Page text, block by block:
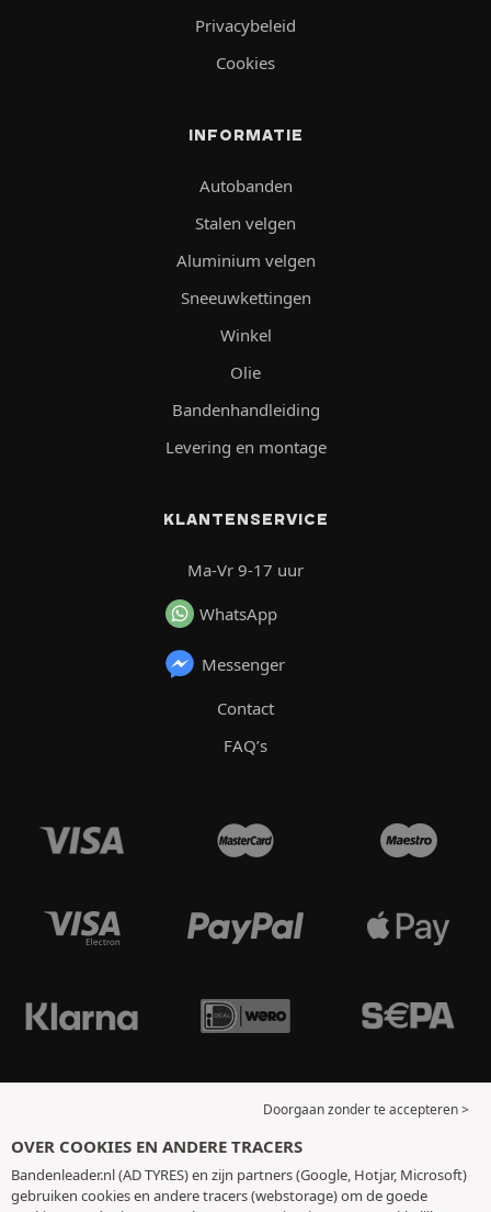
Privacybeleid
Cookies
INFORMATIE
Autobanden
Stalen velgen
Aluminium velgen
Sneeuwkettingen
Winkel
Olie
Bandenhandleiding
Levering en montage
KLANTENSERVICE
Ma-Vr 9-17 uur
WhatsApp
Messenger
Contact
FAQ’s
Doorgaan zonder te accepteren >
OVER COOKIES EN ANDERE TRACERS
Bandenleader.nl (AD TYRES) en zijn partners (Google, Hotjar, Microsoft)
gebruiken cookies en andere tracers (webstorage) om de goede